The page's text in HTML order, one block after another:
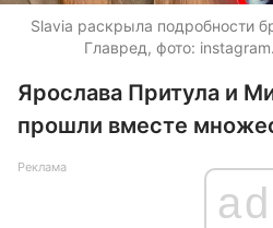
Slavia раскрыла подробности
Главред, фото:
Ярослава Притула и
прошли вместе
Реклама
ad